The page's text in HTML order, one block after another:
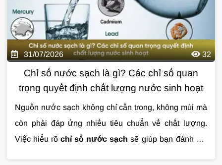
31/07/2026 32
Chỉ số nước sạch là gì? Các chỉ số quan
trọng quyết định chất lượng nước sinh hoạt
Nguồn nước sạch không chỉ cần trong, không mùi mà
còn phải đáp ứng nhiều tiêu chuẩn về chất lượng.
Việc hiểu rõ chỉ số nước sạch sẽ giúp bạn đánh giá